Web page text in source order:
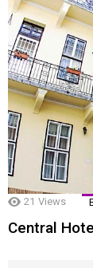
21 Views
Central